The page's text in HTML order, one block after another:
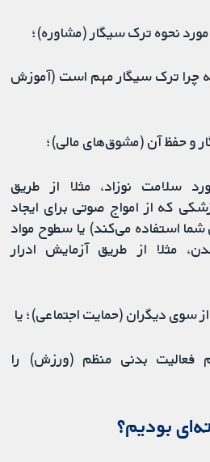
نحوه ترک سیگار (مشاوره)؛
چرا ترک سیگار مهم است (آموزش
و حفظ آن (مشوق‌های مالی)؛
سلامت نوزاد، مثلا از طریق
که از امواج صوتی برای ایجاد
شما استفاده می‌کند) یا سطوح مواد
مثلا از طریق آزمایش ادرار
سوی دیگران (حمایت اجتماعی)؛ یا
فعالیت بدنی منظم (ورزش) را
بودیم؟